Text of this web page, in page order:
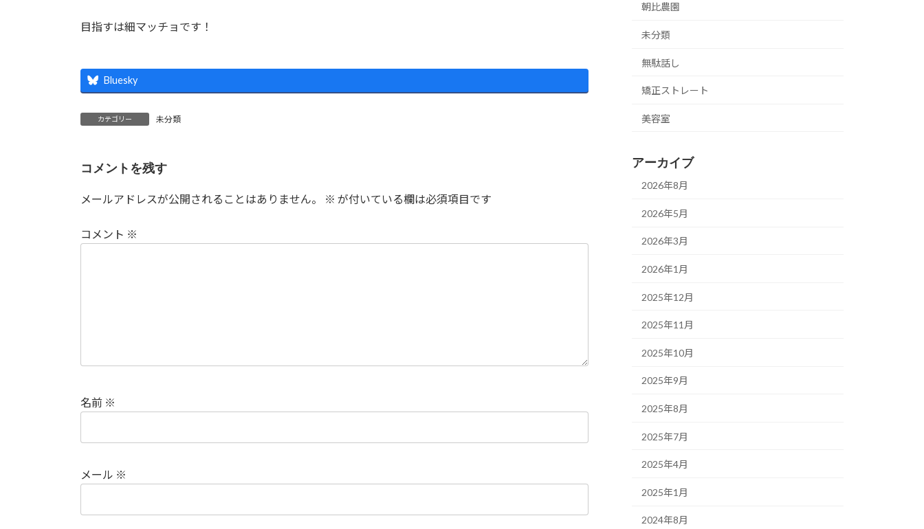
目指すは細マッチョです！
Bluesky
カテゴリー 未分類
コメントを残す
メールアドレスが公開されることはありません。 ※ が付いている欄は必須項目です
コメント ※
名前 ※
メール ※
朝比農園
未分類
無駄話し
矯正ストレート
美容室
アーカイブ
2026年8月
2026年5月
2026年3月
2026年1月
2025年12月
2025年11月
2025年10月
2025年9月
2025年8月
2025年7月
2025年4月
2025年1月
2024年8月